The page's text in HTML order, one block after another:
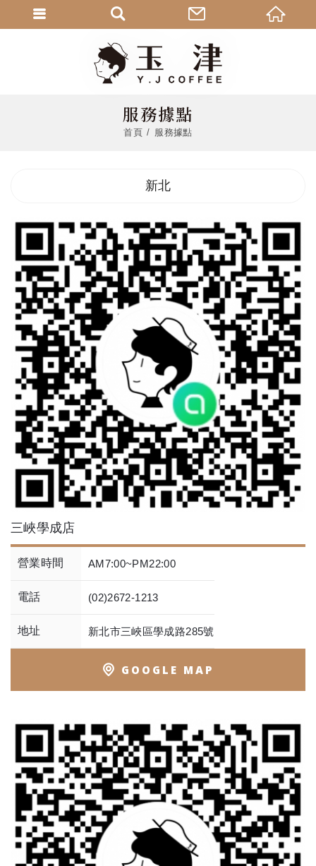
服務據點
首頁 服務據點
新北
三峽學成店
營業時間 AM7:00~PM22:00
電話 (02)2672-1213
地址 新北市三峽區學成路285號
GOOGLE MAP